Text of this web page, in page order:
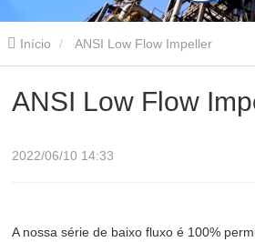
Início ANSI Low Flow Impeller
ANSI Low Flow
2022/06/10 14:33
A nossa série de baixo fluxo é 100%